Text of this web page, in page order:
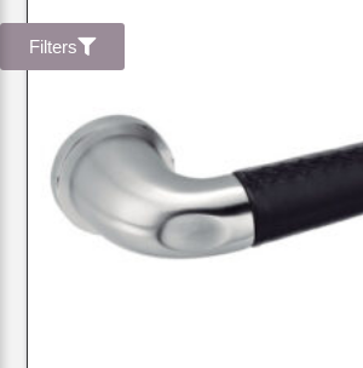
Filters